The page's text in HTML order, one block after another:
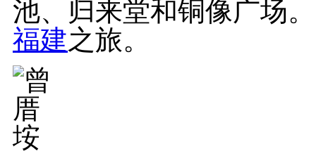
池、归来堂和铜像广场
福建之旅。